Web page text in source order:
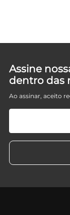
Assine
dentro das
Ao assinar, aceito